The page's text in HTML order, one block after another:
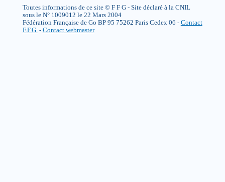
Toutes informations de ce site © F F G - Site déclaré à la CNIL
sous le N° 1009012 le 22 Mars 2004
Fédération Française de Go BP 95 75262 Paris Cedex 06 - Contact
F.F.G. - Contact webmaster